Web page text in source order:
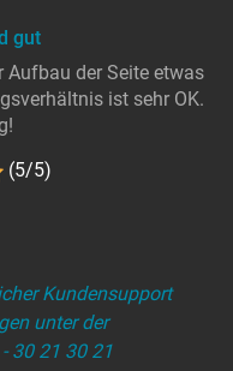
gut
der Seite etwas
ist sehr OK.
(5/5)
Kundensupport
unter der
30 21 30 21